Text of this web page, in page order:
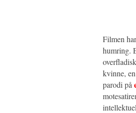
Filmen
humring.
kvinne,
parodi på